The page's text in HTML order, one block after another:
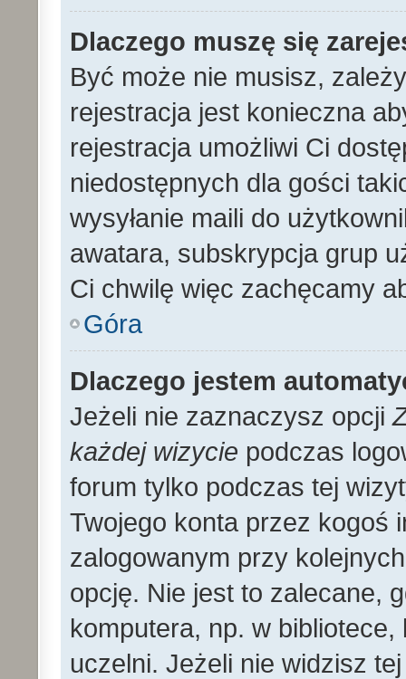
Dlaczego muszę się
Być może nie musisz,
rejestracja jest konieczna
rejestracja umożliwi Ci
niedostępnych dla gości
wysyłanie maili do
awatara, subskrypcja grup
Ci chwilę więc zachęcamy
Góra
Dlaczego jestem
Jeżeli nie zaznaczysz opcji
każdej wizycie podczas
forum tylko podczas tej
Twojego konta przez kogoś
zalogowanym przy
opcję. Nie jest to zalecane,
komputera, np. w
uczelni. Jeżeli nie widzisz